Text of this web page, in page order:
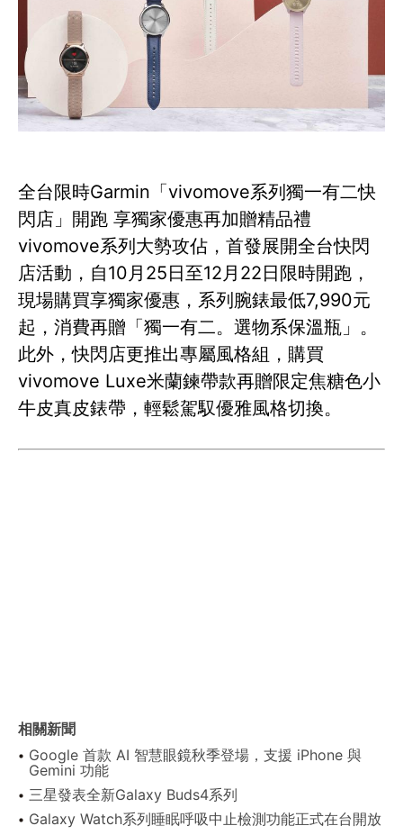
全台限時Garmin「vivomove系列獨一有二快
閃店」開跑 享獨家優惠再加贈精品禮
vivomove系列大勢攻佔，首發展開全台快閃
店活動，自10月25日至12月22日限時開跑，
現場購買享獨家優惠，系列腕錶最低7,990元
起，消費再贈「獨一有二。選物系保溫瓶」。
此外，快閃店更推出專屬風格組，購買
vivomove Luxe米蘭鍊帶款再贈限定焦糖色小
牛皮真皮錶帶，輕鬆駕馭優雅風格切換。
相關新聞
Google 首款 AI 智慧眼鏡秋季登場，支援 iPhone 與
Gemini 功能
三星發表全新Galaxy Buds4系列
Galaxy Watch系列睡眠呼吸中止檢測功能正式在台開放